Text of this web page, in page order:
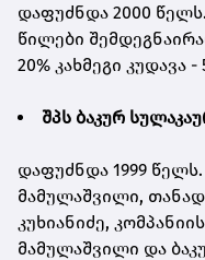
დაფუძნდა 2000
წილები
20% კახმეგი კუდავა -
შპს ბაკურ
დაფუძნდა 1999
მამულაშვილი,
კუხიანიძე,
მამულაშვილი და